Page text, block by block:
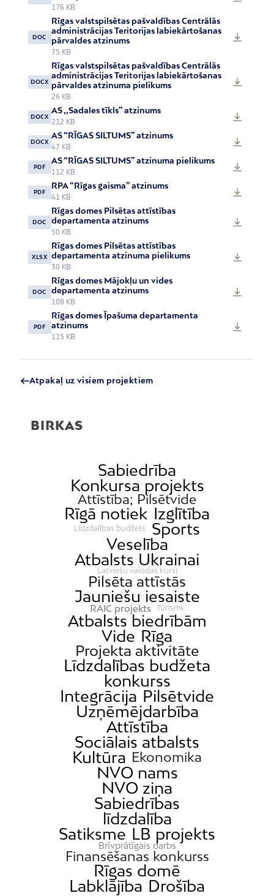
176 KB
DOC
Rīgas valstspilsētas pašvaldības Centrālās
administrācijas Teritorijas labiekārtošanas
pārvaldes atzinums
75 KB
DOCX
Rīgas valstspilsētas pašvaldības Centrālās
administrācijas Teritorijas labiekārtošanas
pārvaldes atzinuma pielikums
26 KB
DOCX
AS ,,Sadales tīkls” atzinums
212 KB
DOCX
AS “RĪGAS SILTUMS” atzinums
47 KB
PDF
AS “RĪGAS SILTUMS” atzinuma pielikums
112 KB
PDF
RPA “Rīgas gaisma” atzinums
41 KB
DOC
Rīgas domes Pilsētas attīstības
departamenta atzinums
50 KB
XLSX
Rīgas domes Pilsētas attīstības
departamenta atzinuma pielikums
30 KB
DOC
Rīgas domes Mājokļu un vides
departamenta atzinums
108 KB
PDF
Rīgas domes Īpašuma departamenta
atzinums
115 KB
Atpakaļ uz visiem projektiem
BIRKAS
Sabiedrība
Konkursa projekts
Attīstība; Pilsētvide
Rīgā notiek Izglītība
Līdzdalības budžets
Sports
Veselība
Atbalsts Ukrainai
Latviešu valodas kursi
Pilsēta attīstās
Jauniešu iesaiste
RAIC projekts Tūrisms
Atbalsts biedrībām
Vide Rīga
Projekta aktivitāte
Līdzdalības budžeta
konkurss
Integrācija Pilsētvide
Uzņēmējdarbība
Attīstība
Sociālais atbalsts
Kultūra Ekonomika
NVO nams
NVO ziņa
Sabiedrības
līdzdalība
Satiksme LB projekts
Brīvprātīgais darbs
Finansēšanas konkurss
Rīgas domē
Labklājība Drošība